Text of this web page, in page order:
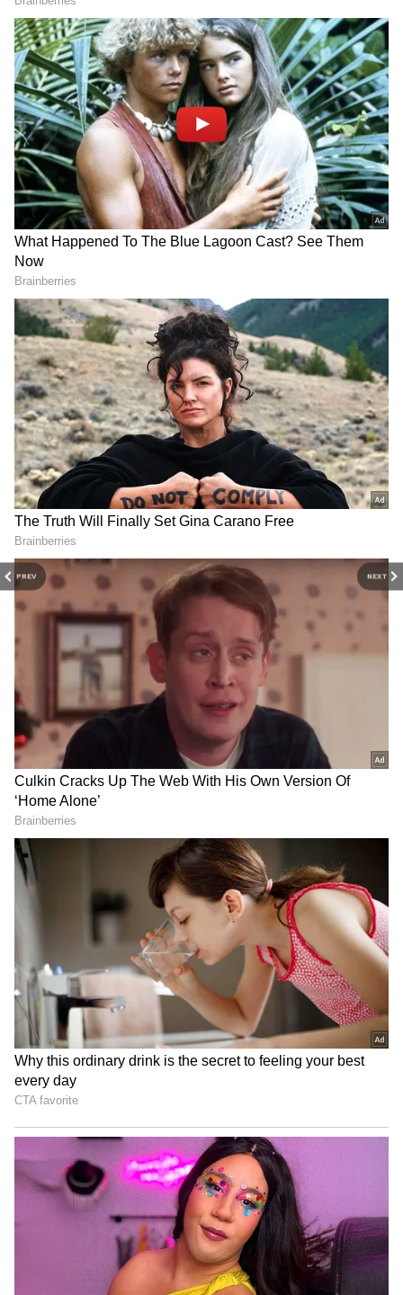
PREV NEXT
டெல்லியில் TVS iQube இன் ஆன்ரோடு விலை ரூ.1,16,184 ஆகவும்,
TVS iQube S-ன் விலை ரூ.1,28,849 ஆகவும் உள்ளது. மே 21 முதல்
செய்யப்பட்ட முன்பதிவுகளுக்கு, டெல்லியில் TVS iQube இன்
ஆன்ரோடு விலை ரூ.1,23,184 ஆகவும், TVS iQube S-ன்
ரூ.1,38,289 ஆகவும் உள்ளது.
4
TVS மே மாதத்தில் iQube இன் 20,000 யூனிட்களுக்கு மேல்
விற்பனை செய்தது.  FY23 இல், நிறுவனம் 1,00,000 யூனிட் மின்சார
ஸ்கூட்டர்களை விற்றுள்ளது. இதுகுறித்து பேசியுள்ளார் டிவிஎஸ்
மோட்டார் நிறுவனத்தின் எலக்ட்ரிக் வாகனங்கள் மூத்த துணைத்
தலைவர் மனு சக்சேனா.